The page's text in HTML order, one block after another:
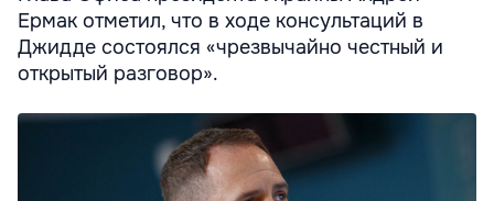
Ермак отметил, что в ходе консультаций в
Джидде состоялся «чрезвычайно честный и
открытый разговор».